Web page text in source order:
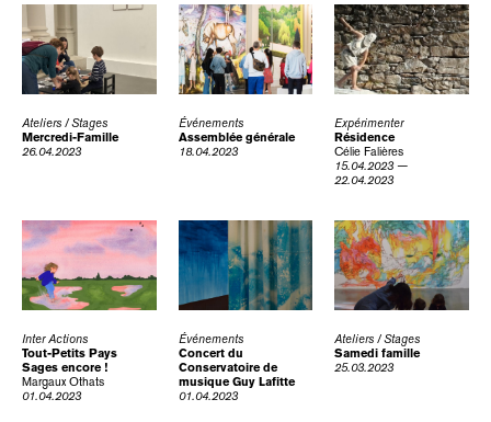
Ateliers / Stages
Mercredi-Famille
26.04.2023
Événements
Assemblée générale
18.04.2023
Expérimenter
Résidence
Célie Falières
15.04.2023 —
22.04.2023
Inter Actions
Tout-Petits Pays
Sages encore !
Margaux Othats
01.04.2023
Événements
Concert du
Conservatoire de
musique Guy Lafitte
01.04.2023
Ateliers / Stages
Samedi famille
25.03.2023